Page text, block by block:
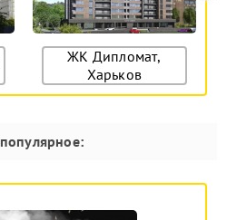
ЖК Дипломат,
Харьков
популярное: